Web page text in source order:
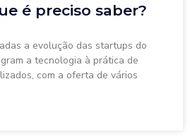
é preciso saber?
a evolução das startups do
a tecnologia à prática de
com a oferta de vários